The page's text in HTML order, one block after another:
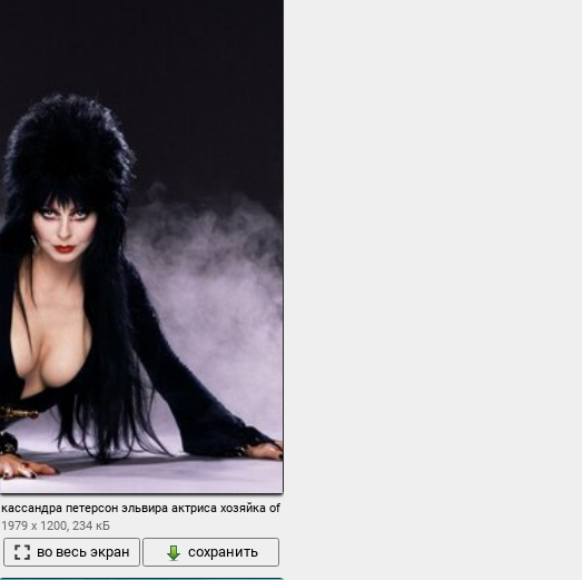
кассандра петерсон эльвира актриса хозяйка of the dark
1979 x 1200, 234 кБ
во весь экран сохранить